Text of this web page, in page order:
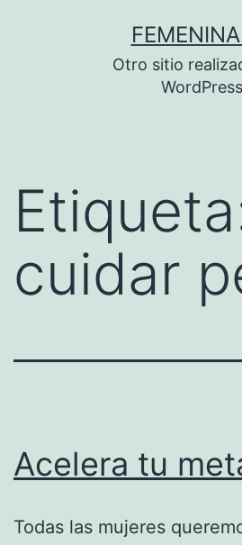
Otro sitio
WordPress
cuidar
Acelera tu
Todas las mujeres